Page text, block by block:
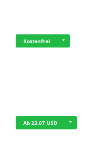
Kostenfrei
Ab 23,07 USD